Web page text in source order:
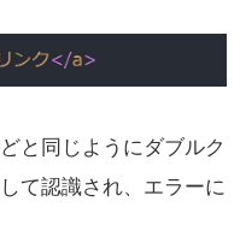
と同じようにダブルク
て認識され、エラーに